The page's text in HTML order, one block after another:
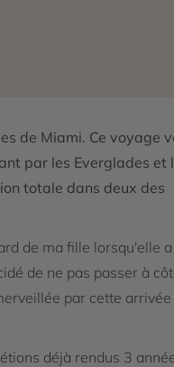
de Miami. Ce voyage
par les Everglades et
totale dans deux des
de ma fille lorsqu'elle a
de ne pas passer à
par cette arrivée
déjà rendus 3